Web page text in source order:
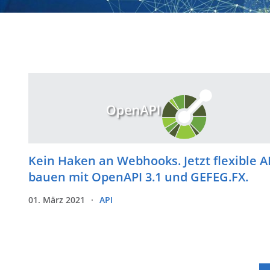
Kein Haken an Webhooks. Jetzt flexible
bauen mit OpenAPI 3.1 und GEFEG.FX.
01. März 2021 API